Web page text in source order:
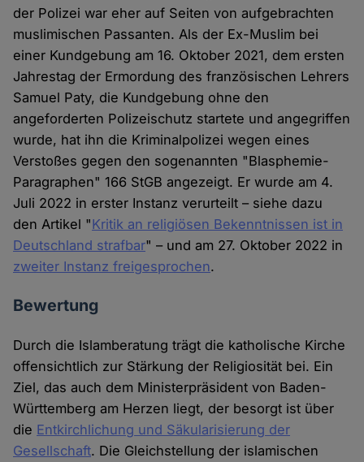
der Polizei war eher auf Seiten von aufgebrachten
muslimischen Passanten. Als der Ex-Muslim bei
einer Kundgebung am 16. Oktober 2021, dem ersten
Jahrestag der Ermordung des französischen Lehrers
Samuel Paty, die Kundgebung ohne den
angeforderten Polizeischutz startete und angegriffen
wurde, hat ihn die Kriminalpolizei wegen eines
Verstoßes gegen den sogenannten "Blasphemie-
Paragraphen" 166 StGB angezeigt. Er wurde am 4.
Juli 2022 in erster Instanz verurteilt – siehe dazu
den Artikel "Kritik an religiösen Bekenntnissen ist in
Deutschland strafbar" – und am 27. Oktober 2022 in
zweiter Instanz freigesprochen.
Bewertung
Durch die Islamberatung trägt die katholische Kirche
offensichtlich zur Stärkung der Religiosität bei. Ein
Ziel, das auch dem Ministerpräsident von Baden-
Württemberg am Herzen liegt, der besorgt ist über
die Entkirchlichung und Säkularisierung der
Gesellschaft. Die Gleichstellung der islamischen